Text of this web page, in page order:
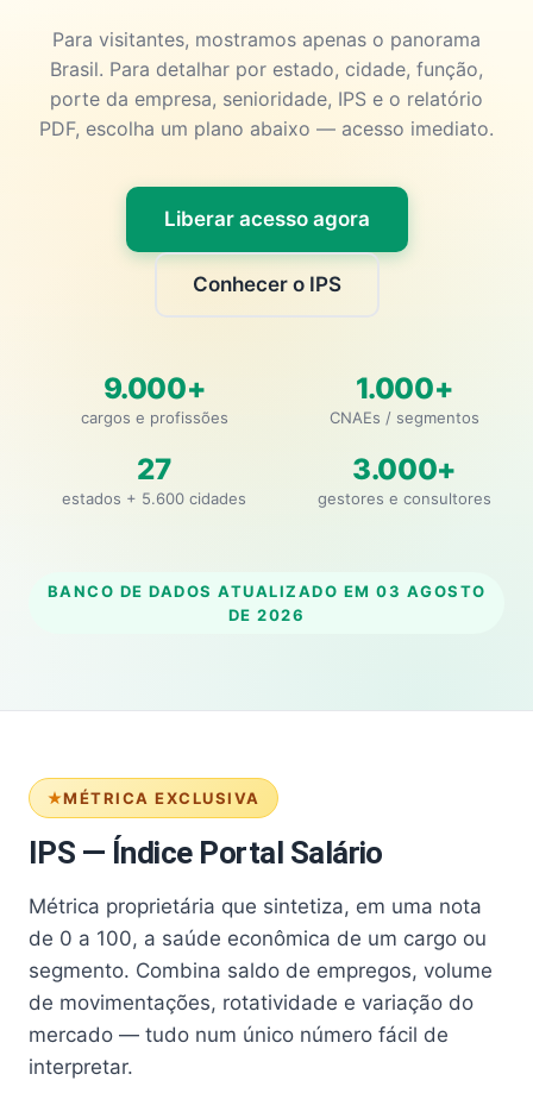
Para visitantes, mostramos apenas o panorama
Brasil. Para detalhar por estado, cidade, função,
porte da empresa, senioridade, IPS e o relatório
PDF, escolha um plano abaixo — acesso imediato.
Liberar acesso agora
Conhecer o IPS
9.000+
cargos e profissões
1.000+
CNAEs / segmentos
27
estados + 5.600 cidades
3.000+
gestores e consultores
BANCO DE DADOS ATUALIZADO EM 03 AGOSTO
DE 2026
MÉTRICA EXCLUSIVA
IPS — Índice Portal Salário
Métrica proprietária que sintetiza, em uma nota
de 0 a 100, a saúde econômica de um cargo ou
segmento. Combina saldo de empregos, volume
de movimentações, rotatividade e variação do
mercado — tudo num único número fácil de
interpretar.